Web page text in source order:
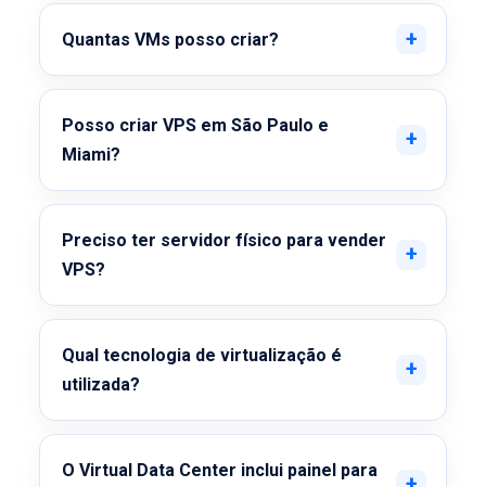
Quantas VMs posso criar?
Posso criar VPS em São Paulo e
Miami?
Preciso ter servidor físico para vender
VPS?
Qual tecnologia de virtualização é
utilizada?
O Virtual Data Center inclui painel para